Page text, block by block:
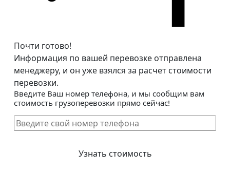
Почти готово!
Информация по вашей перевозке отправлена
менеджеру, и он уже взялся за расчет стоимости
перевозки.
Введите Ваш номер телефона, и мы сообщим вам
стоимость грузоперевозки прямо сейчас!